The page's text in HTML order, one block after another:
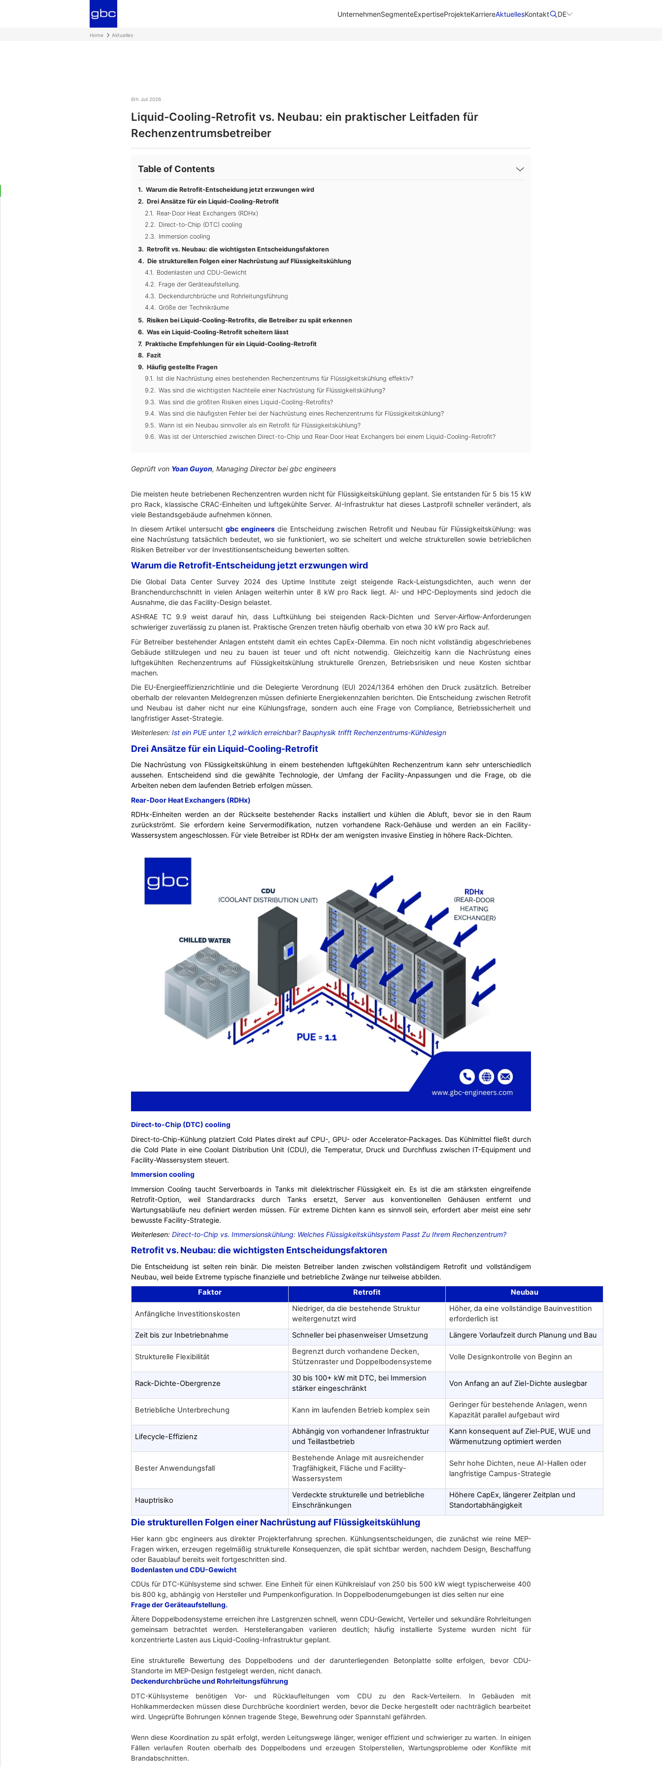
UnternehmenSegmenteExpertiseProjekteKarriereAktuellesKontakt DE
Home Aktuelles
6th Juli 2026
Liquid-Cooling-Retrofit vs. Neubau: ein praktischer Leitfaden für
Rechenzentrumsbetreiber
Table of Contents
Warum die Retrofit-Entscheidung jetzt erzwungen wird
Drei Ansätze für ein Liquid-Cooling-Retrofit
Rear-Door Heat Exchangers (RDHx)
Direct-to-Chip (DTC) cooling
Immersion cooling
Retrofit vs. Neubau: die wichtigsten Entscheidungsfaktoren
Die strukturellen Folgen einer Nachrüstung auf Flüssigkeitskühlung
Bodenlasten und CDU-Gewicht
Frage der Geräteaufstellung.
Deckendurchbrüche und Rohrleitungsführung
Größe der Technikräume
Risiken bei Liquid-Cooling-Retrofits, die Betreiber zu spät erkennen
Was ein Liquid-Cooling-Retrofit scheitern lässt
Praktische Empfehlungen für ein Liquid-Cooling-Retrofit
Fazit
Häufig gestellte Fragen
Ist die Nachrüstung eines bestehenden Rechenzentrums für Flüssigkeitskühlung effektiv?
Was sind die wichtigsten Nachteile einer Nachrüstung für Flüssigkeitskühlung?
Was sind die größten Risiken eines Liquid-Cooling-Retrofits?
Was sind die häufigsten Fehler bei der Nachrüstung eines Rechenzentrums für Flüssigkeitskühlung?
Wann ist ein Neubau sinnvoller als ein Retrofit für Flüssigkeitskühlung?
Was ist der Unterschied zwischen Direct-to-Chip und Rear-Door Heat Exchangers bei einem Liquid-Cooling-Retrofit?
Geprüft von Yoan Guyon, Managing Director bei gbc engineers
Die meisten heute betriebenen Rechenzentren wurden nicht für Flüssigkeitskühlung geplant. Sie entstanden für 5 bis 15 kW
pro Rack, klassische CRAC-Einheiten und luftgekühlte Server. AI-Infrastruktur hat dieses Lastprofil schneller verändert, als
viele Bestandsgebäude aufnehmen können.
In diesem Artikel untersucht gbc engineersdie Entscheidung zwischen Retrofit und Neubau für Flüssigkeitskühlung: was
eine Nachrüstung tatsächlich bedeutet, wo sie funktioniert, wo sie scheitert und welche strukturellen sowie betrieblichen
Risiken Betreiber vor der Investitionsentscheidung bewerten sollten.
Warum die Retrofit-Entscheidung jetzt erzwungen wird
Die Global Data Center Survey 2024 des Uptime Institute zeigt steigende Rack-Leistungsdichten, auch wenn der
Branchendurchschnitt in vielen Anlagen weiterhin unter 8 kW pro Rack liegt. AI- und HPC-Deployments sind jedoch die
Ausnahme, die das Facility-Design belastet.
ASHRAE TC 9.9 weist darauf hin, dass Luftkühlung bei steigenden Rack-Dichten und Server-Airflow-Anforderungen
schwieriger zuverlässig zu planen ist. Praktische Grenzen treten häufig oberhalb von etwa 30 kW pro Rack auf.
Für Betreiber bestehender Anlagen entsteht damit ein echtes CapEx-Dilemma. Ein noch nicht vollständig abgeschriebenes
Gebäude stillzulegen und neu zu bauen ist teuer und oft nicht notwendig. Gleichzeitig kann die Nachrüstung eines
luftgekühlten Rechenzentrums auf Flüssigkeitskühlung strukturelle Grenzen, Betriebsrisiken und neue Kosten sichtbar
machen.
Die EU-Energieeffizienzrichtlinie und die Delegierte Verordnung (EU) 2024/1364 erhöhen den Druck zusätzlich. Betreiber
oberhalb der relevanten Meldegrenzen müssen definierte Energiekennzahlen berichten. Die Entscheidung zwischen Retrofit
und Neubau ist daher nicht nur eine Kühlungsfrage, sondern auch eine Frage von Compliance, Betriebssicherheit und
langfristiger Asset-Strategie.
Weiterlesen: Ist ein PUE unter 1,2 wirklich erreichbar? Bauphysik trifft Rechenzentrums-Kühldesign
Drei Ansätze für ein Liquid-Cooling-Retrofit
Die Nachrüstung von Flüssigkeitskühlung in einem bestehenden luftgekühlten Rechenzentrum kann sehr unterschiedlich
aussehen. Entscheidend sind die gewählte Technologie, der Umfang der Facility-Anpassungen und die Frage, ob die
Arbeiten neben dem laufenden Betrieb erfolgen müssen.
Rear-Door Heat Exchangers (RDHx)
RDHx-Einheiten werden an der Rückseite bestehender Racks installiert und kühlen die Abluft, bevor sie in den Raum
zurückströmt. Sie erfordern keine Servermodifikation, nutzen vorhandene Rack-Gehäuse und werden an ein Facility-
Wassersystem angeschlossen. Für viele Betreiber ist RDHx der am wenigsten invasive Einstieg in höhere Rack-Dichten.
Direct-to-Chip (DTC) cooling
Direct-to-Chip-Kühlung platziert Cold Plates direkt auf CPU-, GPU- oder Accelerator-Packages. Das Kühlmittel fließt durch
die Cold Plate in eine Coolant Distribution Unit (CDU), die Temperatur, Druck und Durchfluss zwischen IT-Equipment und
Facility-Wassersystem steuert.
Immersion cooling
Immersion Cooling taucht Serverboards in Tanks mit dielektrischer Flüssigkeit ein. Es ist die am stärksten eingreifende
Retrofit-Option, weil Standardracks durch Tanks ersetzt, Server aus konventionellen Gehäusen entfernt und
Wartungsabläufe neu definiert werden müssen. Für extreme Dichten kann es sinnvoll sein, erfordert aber meist eine sehr
bewusste Facility-Strategie.
Weiterlesen: Direct-to-Chip vs. Immersionskühlung: Welches Flüssigkeitskühlsystem Passt Zu Ihrem Rechenzentrum?
Retrofit vs. Neubau: die wichtigsten Entscheidungsfaktoren
Die Entscheidung ist selten rein binär. Die meisten Betreiber landen zwischen vollständigem Retrofit und vollständigem
Neubau, weil beide Extreme typische finanzielle und betriebliche Zwänge nur teilweise abbilden.
Faktor Retrofit Neubau
Anfängliche Investitionskosten
Niedriger, da die bestehende Struktur
weitergenutzt wird
Höher, da eine vollständige Bauinvestition
erforderlich ist
Zeit bis zur Inbetriebnahme
Schneller bei phasenweiser Umsetzung Längere Vorlaufzeit durch Planung und Bau
Strukturelle Flexibilität
Begrenzt durch vorhandene Decken,
Stützenraster und Doppelbodensysteme
Volle Designkontrolle von Beginn an
Rack-Dichte-Obergrenze
30 bis 100+ kW mit DTC, bei Immersion
stärker eingeschränkt
Von Anfang an auf Ziel-Dichte auslegbar
Betriebliche Unterbrechung Kann im laufenden Betrieb komplex sein
Geringer für bestehende Anlagen, wenn
Kapazität parallel aufgebaut wird
Lifecycle-Effizienz
Abhängig von vorhandener Infrastruktur
und Teillastbetrieb
Kann konsequent auf Ziel-PUE, WUE und
Wärmenutzung optimiert werden
Bester Anwendungsfall
Bestehende Anlage mit ausreichender
Tragfähigkeit, Fläche und Facility-
Wassersystem
Sehr hohe Dichten, neue AI-Hallen oder
langfristige Campus-Strategie
Hauptrisiko
Verdeckte strukturelle und betriebliche
Einschränkungen
Höhere CapEx, längerer Zeitplan und
Standortabhängigkeit
Die strukturellen Folgen einer Nachrüstung auf Flüssigkeitskühlung
Hier kann gbc engineers aus direkter Projekterfahrung sprechen. Kühlungsentscheidungen, die zunächst wie reine MEP-
Fragen wirken, erzeugen regelmäßig strukturelle Konsequenzen, die spät sichtbar werden, nachdem Design, Beschaffung
oder Bauablauf bereits weit fortgeschritten sind.
Bodenlasten und CDU-Gewicht
CDUs für DTC-Kühlsysteme sind schwer. Eine Einheit für einen Kühlkreislauf von 250 bis 500 kW wiegt typischerweise 400
bis 800 kg, abhängig von Hersteller und Pumpenkonfiguration. In Doppelbodenumgebungen ist dies selten nur eine
Frage der Geräteaufstellung.
Ältere Doppelbodensysteme erreichen ihre Lastgrenzen schnell, wenn CDU-Gewicht, Verteiler und sekundäre Rohrleitungen
gemeinsam betrachtet werden. Herstellerangaben variieren deutlich; häufig installierte Systeme wurden nicht für
konzentrierte Lasten aus Liquid-Cooling-Infrastruktur geplant.
Eine strukturelle Bewertung des Doppelbodens und der darunterliegenden Betonplatte sollte erfolgen, bevor CDU-
Standorte im MEP-Design festgelegt werden, nicht danach.
Deckendurchbrüche und Rohrleitungsführung
DTC-Kühlsysteme benötigen Vor- und Rücklaufleitungen vom CDU zu den Rack-Verteilern. In Gebäuden mit
Hohlkammerdecken müssen diese Durchbrüche koordiniert werden, bevor die Decke hergestellt oder nachträglich bearbeitet
wird. Ungeprüfte Bohrungen können tragende Stege, Bewehrung oder Spannstahl gefährden.
Wenn diese Koordination zu spät erfolgt, werden Leitungswege länger, weniger effizient und schwieriger zu warten. In einigen
Fällen verlaufen Routen oberhalb des Doppelbodens und erzeugen Stolperstellen, Wartungsprobleme oder Konflikte mit
Brandabschnitten.